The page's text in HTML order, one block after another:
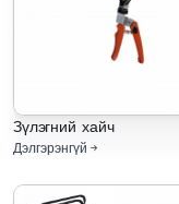
Зүлэгний хайч
Дэлгэрэнгүй